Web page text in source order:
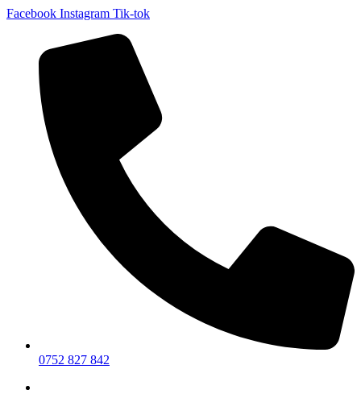
Facebook Instagram Tik-tok
0752 827 842